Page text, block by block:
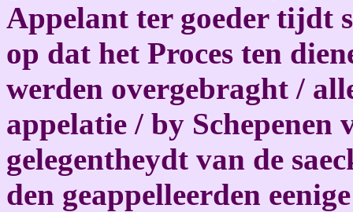
Appelant ter goeder tijdt
op dat het Proces ten
werden overgebraght /
appelatie / by Schepenen
gelegentheydt van de
den geappelleerden